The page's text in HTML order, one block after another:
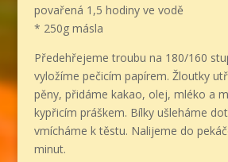
povařená 1,5 hodiny ve vodě
* 250g másla
Předehřejeme troubu na 180/160
vyložíme pečicím papírem. Žloutky
pěny, přidáme kakao, olej, mléko a
kypřicím práškem. Bílky ušleháme
vmícháme k těstu. Nalijeme do
minut.